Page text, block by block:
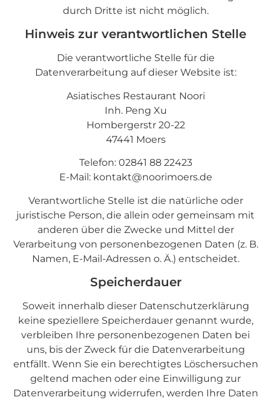
durch Dritte ist nicht möglich.
Hinweis zur verantwortlichen Stelle
Die verantwortliche Stelle für die
Datenverarbeitung auf dieser Website ist:
Asiatisches Restaurant Noori
Inh. Peng Xu
Hombergerstr 20-22
47441 Moers
Telefon: 02841 88 22423
E-Mail: kontakt@noorimoers.de
Verantwortliche Stelle ist die natürliche oder
juristische Person, die allein oder gemeinsam mit
anderen über die Zwecke und Mittel der
Verarbeitung von personenbezogenen Daten (z. B.
Namen, E-Mail-Adressen o. Ä.) entscheidet.
Speicherdauer
Soweit innerhalb dieser Datenschutzerklärung
keine speziellere Speicherdauer genannt wurde,
verbleiben Ihre personenbezogenen Daten bei
uns, bis der Zweck für die Datenverarbeitung
entfällt. Wenn Sie ein berechtigtes Löschersuchen
geltend machen oder eine Einwilligung zur
Datenverarbeitung widerrufen, werden Ihre Daten